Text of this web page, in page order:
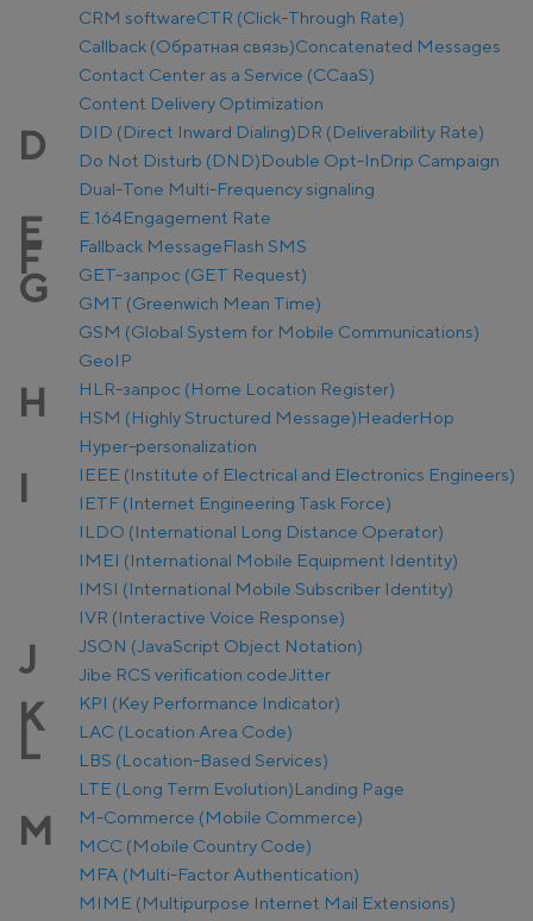
CRM softwareCTR (Click-Through Rate)
Callback (Обратная связь)Concatenated Messages
Contact Center as a Service (CCaaS)
Content Delivery Optimization
D DID (Direct Inward Dialing)DR (Deliverability Rate)
Do Not Disturb (DND)Double Opt-InDrip Campaign
Dual-Tone Multi-Frequency signaling
E E.164Engagement Rate
F Fallback MessageFlash SMS
G
GET-запрос (GET Request)
GMT (Greenwich Mean Time)
GSM (Global System for Mobile Communications)
GeoIP
H
HLR-запрос (Home Location Register)
HSM (Highly Structured Message)HeaderHop
Hyper-personalization
I
IEEE (Institute of Electrical and Electronics Engineers)
IETF (Internet Engineering Task Force)
ILDO (International Long Distance Operator)
IMEI (International Mobile Equipment Identity)
IMSI (International Mobile Subscriber Identity)
IVR (Interactive Voice Response)
J
JSON (JavaScript Object Notation)
Jibe RCS verification codeJitter
K KPI (Key Performance Indicator)
L
LAC (Location Area Code)
LBS (Location-Based Services)
LTE (Long Term Evolution)Landing Page
M
M-Commerce (Mobile Commerce)
MCC (Mobile Country Code)
MFA (Multi-Factor Authentication)
MIME (Multipurpose Internet Mail Extensions)